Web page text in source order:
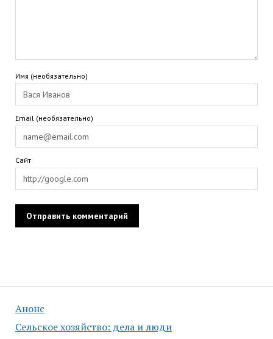
Анонс
Сельское хозяйство: дела и люди
Имя (необязательно)
Email (необязательно)
Сайт